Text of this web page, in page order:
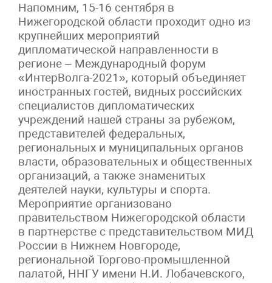
Напомним, 15-16 сентября в
Нижегородской области проходит одно из
крупнейших мероприятий
дипломатической направленности в
регионе – Международный форум
«ИнтерВолга-2021», который объединяет
иностранных гостей, видных российских
специалистов дипломатических
учреждений нашей страны за рубежом,
представителей федеральных,
региональных и муниципальных органов
власти, образовательных и общественных
организаций, а также знаменитых
деятелей науки, культуры и спорта.
Мероприятие организовано
правительством Нижегородской области
в партнерстве с представительством МИД
России в Нижнем Новгороде,
региональной Торгово-промышленной
палатой, ННГУ имени Н.И. Лобачевского,